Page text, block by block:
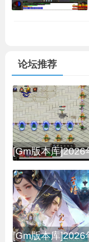
论坛推荐
[Gm版本库]2026
[Gm版本库]2026